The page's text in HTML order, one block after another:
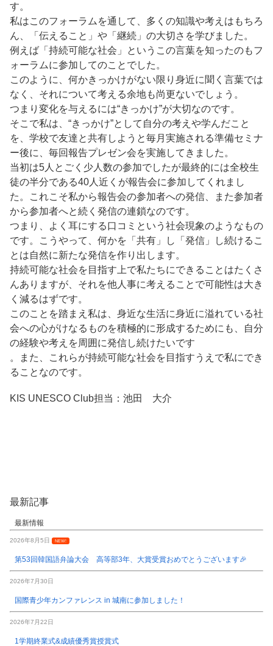
す。
私はこのフォーラムを通して、多くの知識や考えはもちろ
ん、「伝えること」や「継続」の大切さを学びました。
例えば「持続可能な社会」というこの言葉を知ったのもフ
ォーラムに参加してのことでした。
このように、何かきっかけがない限り身近に聞く言葉では
なく、それについて考える余地も尚更ないでしょう。
つまり変化を与えるには“きっかけ”が大切なのです。
そこで私は、“きっかけ”として自分の考えや学んだこと
を、学校で友達と共有しようと毎月実施される準備セミナ
ー後に、毎回報告プレゼン会を実施してきました。
当初は5人とごく少人数の参加でしたが最終的には全校生
徒の半分である40人近くが報告会に参加してくれまし
た。これこそ私から報告会の参加者への発信、また参加者
から参加者へと続く発信の連鎖なのです。
つまり、よく耳にする口コミという社会現象のようなもの
です。こうやって、何かを「共有」し「発信」し続けるこ
とは自然に新たな発信を作り出します。
持続可能な社会を目指す上で私たちにできることはたくさ
んありますが、それを他人事に考えることで可能性は大き
く減るはずです。
このことを踏まえ私は、身近な生活に身近に溢れている社
会への心がけなるものを積極的に形成するためにも、自分
の経験や考えを周囲に発信し続けたいです
。また、これらが持続可能な社会を目指すうえで私にでき
ることなのです。
KIS UNESCO Club担当：池田 大介
最新記事
最新情報
2026年8月5日 NEW!
第53回韓国語弁論大会 高等部3年、大賞受賞おめでとうございます🎉
2026年7月30日
国際青少年カンファレンス in 城南に参加しました！
2026年7月22日
1学期終業式&成績優秀賞授賞式